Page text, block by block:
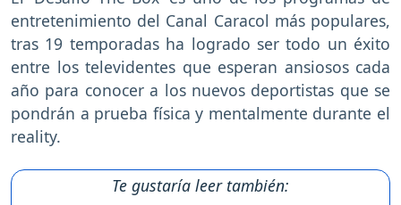
entretenimiento del Canal Caracol más populares,
tras 19 temporadas ha logrado ser todo un éxito
entre los televidentes que esperan ansiosos cada
año para conocer a los nuevos deportistas que se
pondrán a prueba física y mentalmente durante el
reality.
Te gustaría leer también: